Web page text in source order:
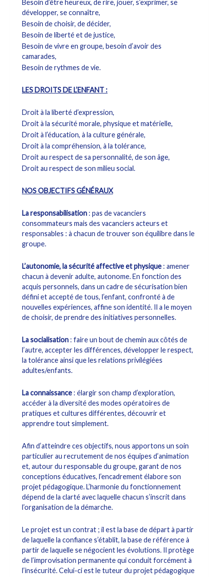
Besoin d’être heureux, de rire, jouer, s’exprimer, se
développer, se connaître,
Besoin de choisir, de décider,
Besoin de liberté et de justice,
Besoin de vivre en groupe, besoin d’avoir des
camarades,
Besoin de rythmes de vie.
LES DROITS DE L’ENFANT :
Droit à la liberté d’expression,
Droit à la sécurité morale, physique et matérielle,
Droit à l’éducation, à la culture générale,
Droit à la compréhension, à la tolérance,
Droit au respect de sa personnalité, de son âge,
Droit au respect de son milieu social.
NOS OBJECTIFS GÉNÉRAUX
La responsabilisation : pas de vacanciers
consommateurs mais des vacanciers acteurs et
responsables : à chacun de trouver son équilibre dans le
groupe.
L’autonomie, la sécurité affective et physique : amener
chacun à devenir adulte, autonome. En fonction des
acquis personnels, dans un cadre de sécurisation bien
défini et accepté de tous, l’enfant, confronté à de
nouvelles expériences, affine son identité. Il a le moyen
de choisir, de prendre des initiatives personnelles.
La socialisation : faire un bout de chemin aux côtés de
l’autre, accepter les différences, développer le respect,
la tolérance ainsi que les relations privilégiées
adultes/enfants.
La connaissance : élargir son champ d’exploration,
accéder à la diversité des modes opératoires de
pratiques et cultures différentes, découvrir et
apprendre tout simplement.
Afin d’atteindre ces objectifs, nous apportons un soin
particulier au recrutement de nos équipes d’animation
et, autour du responsable du groupe, garant de nos
conceptions éducatives, l’encadrement élabore son
projet pédagogique. L’harmonie du fonctionnement
dépend de la clarté avec laquelle chacun s’inscrit dans
l’organisation de la démarche.
Le projet est un contrat ; il est la base de départ à partir
de laquelle la confiance s’établit, la base de référence à
partir de laquelle se négocient les évolutions. Il protège
de l’improvisation permanente qui conduit forcément à
l’insécurité. Celui-ci est le tuteur du projet pédagogique